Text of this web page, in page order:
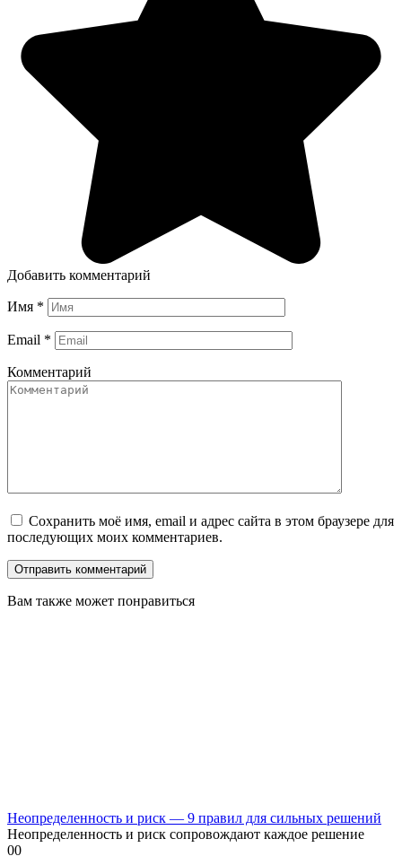
Добавить комментарий
Имя *
Email *
Комментарий
Сохранить моё имя, email и адрес сайта в этом браузере для
последующих моих комментариев.
Вам также может понравиться
Неопределенность и риск — 9 правил для сильных решений
Неопределенность и риск сопровождают каждое решение
00